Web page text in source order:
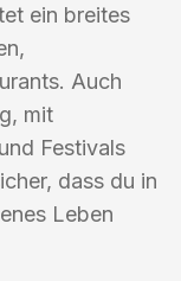
ein breites
Auch
mit
Festivals
dass du in
Leben